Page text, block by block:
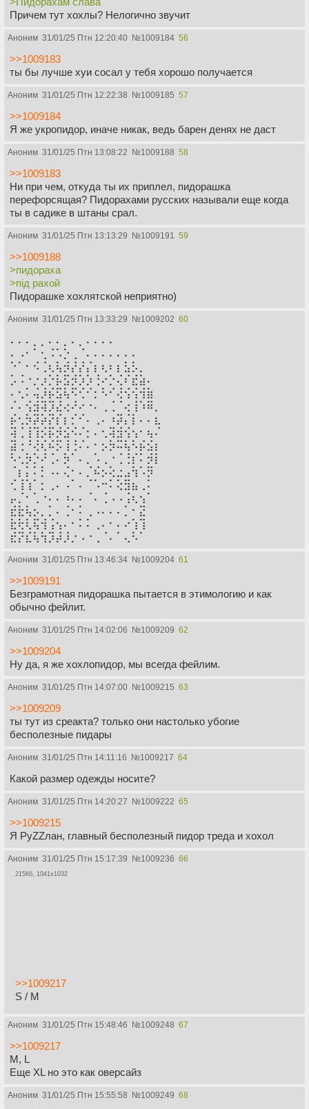
Причем тут хохлы? Нелогично звучит
Аноним 31/01/25 Птн 12:20:40 №1009184 56
>>1009183
ты бы лучше хуи сосал у тебя хорошо получается
Аноним 31/01/25 Птн 12:22:38 №1009185 57
>>1009184
Я же укропидор, иначе никак, ведь барен денях не даст
Аноним 31/01/25 Птн 13:08:22 №1009188 58
>>1009183
Ни при чем, откуда ты их приплел, пидорашка
перефорсящая? Пидорахами русских называли еще когда
ты в садике в штаны срал.
Аноним 31/01/25 Птн 13:13:29 №1009191 59
>>1009188
>пидораха
>під рахой
Пидорашке хохлятской неприятно)
Аноним 31/01/25 Птн 13:33:29 №1009202 60
⠄⠄⠄⡀⡀⠄⠄⡀⠄⡀⠄⠄⠄⠄
⠄⠠⠂⠁⢂⠨⠡⡑⢀⠈⠄⠄⠄⠄⠄⠄⠄
⠑⠁⠂⠪⢈⢆⢧⡺⡜⡜⡌⡆⢆⠆⡆⣣⡣⡀
⡡⠨⠐⡐⡰⡑⡧⣫⡺⡱⡱⢘⠔⡑⢌⠎⣞⣵⠄
⠄⢂⠅⢬⡸⡮⣫⢧⠫⢊⠊⡂⠣⠊⢜⢪⢪⢺⣷
⠌⠄⢪⣺⢽⡹⣜⢔⠜⠔⠐⠄⢀⢈⠈⢔⢸⠱⠿⡀
⡮⢂⡳⡽⡵⡝⡎⡆⡊⠊⠄⢀⠄⠰⡽⡌⡇⠄⠄⣆
⢽⢈⢸⢹⡪⡯⡺⣪⠪⠌⡂⠄⢂⢽⣺⢪⢢⠂⢦⠌
⣽⢐⠘⢜⢎⠮⡫⢸⢘⠌⠄⠂⡢⡳⠭⢧⠣⡮⣪⡆
⠣⢂⡳⡑⠜⢈⠄⡳⠁⠄⡀⠡⢀⠐⢈⢘⡎⠅⡺⡇
⠈⡆⡅⠅⡃⠠⠄⢌⠂⠄⡈⠮⡢⢕⣐⣠⢳⠡⡻
⢊⢸⢱⠁⡂⢀⠄⠠⠁⠄⠈⠡⠒⠅⢕⣻⣦⢀⠅
⡤⡈⠂⢁⠐⠄⠄⠰⠄⠄⠈⠄⢈⠠⠠⢨⢆⢢⠁
⣞⣗⢧⡢⡀⡁⠄⢈⠂⠅⢀⠠⠄⠄⠄⡁⠂⣝
⣗⢗⢇⢯⢺⢨⢢⠄⠂⠅⠅⢀⠄⠂⠄⠔⢱⢹
⣞⡝⣎⢧⢳⡹⡼⡸⡐⠠⠐⢀⠈⠄⠁⢄⠣⠁
Аноним 31/01/25 Птн 13:46:34 №1009204 61
>>1009191
Безграмотная пидорашка пытается в этимологию и как
обычно фейлит.
Аноним 31/01/25 Птн 14:02:06 №1009209 62
>>1009204
Ну да, я же хохлопидор, мы всегда фейлим.
Аноним 31/01/25 Птн 14:07:00 №1009215 63
>>1009209
ты тут из среакта? только они настолько убогие
бесполезные пидары
Аноним 31/01/25 Птн 14:11:16 №1009217 64
Какой размер одежды носите?
Аноним 31/01/25 Птн 14:20:27 №1009222 65
>>1009215
Я РуZZлан, главный бесполезный пидор треда и хохол
Аноним 31/01/25 Птн 15:17:39 №1009236 66
215Кб, 1041x1032
>>1009217
S / M
Аноним 31/01/25 Птн 15:48:46 №1009248 67
>>1009217
M, L
Еще XL но это как оверсайз
Аноним 31/01/25 Птн 15:55:58 №1009249 68